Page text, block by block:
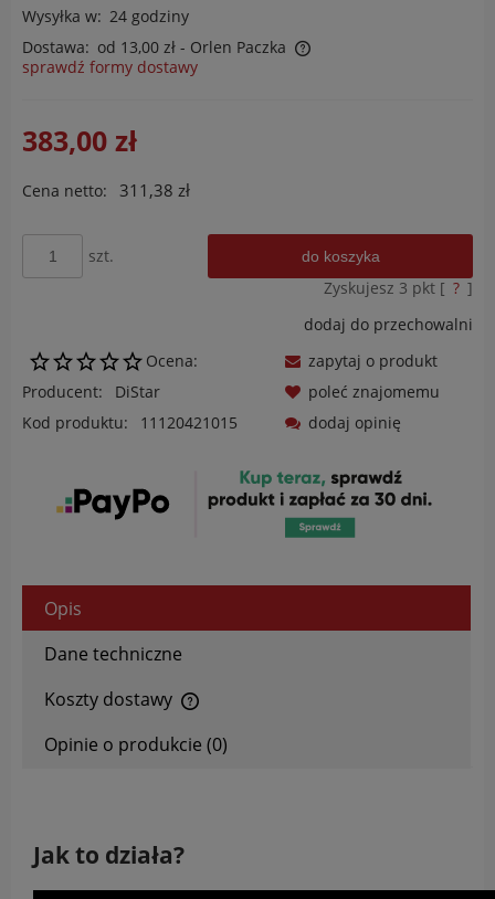
Wysyłka w: 24 godziny
Dostawa: od 13,00 zł - Orlen Paczka
Cena nie zawiera ewentualnych kosztów płatności
sprawdź formy dostawy
383,00 zł
Cena netto: 311,38 zł
szt. do koszyka
Zyskujesz 3 pkt [ ? ]
dodaj do przechowalni
Ocena:
Producent:
DiStar
Kod produktu:
11120421015
zapytaj o produkt
poleć znajomemu
dodaj opinię
Opis
Dane techniczne
Koszty dostawy
Opinie o produkcie (0)
Jak to działa?